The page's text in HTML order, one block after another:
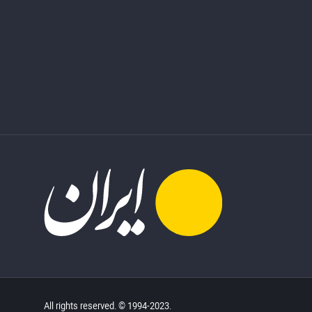
All rights reserved. © 1994-2023.